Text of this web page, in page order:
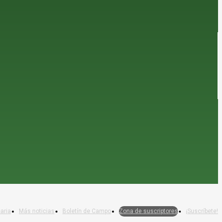
Más noticias Boletín de Campo Zona de suscriptores ¡Suscríbete!